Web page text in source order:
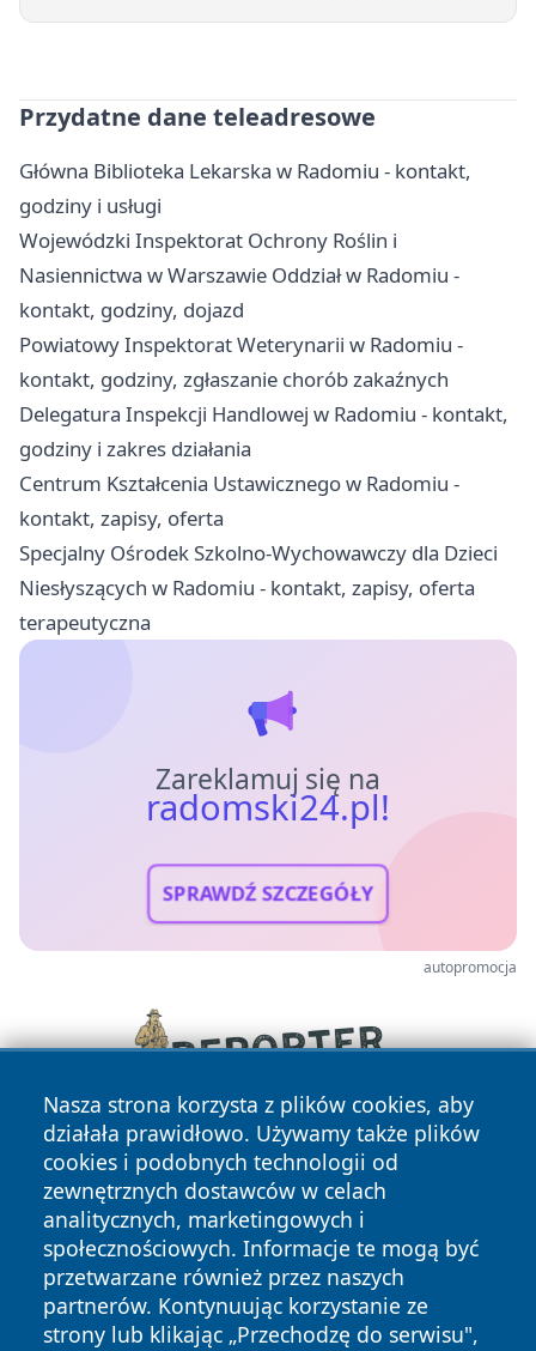
Przydatne dane teleadresowe
Główna Biblioteka Lekarska w Radomiu - kontakt,
godziny i usługi
Wojewódzki Inspektorat Ochrony Roślin i
Nasiennictwa w Warszawie Oddział w Radomiu -
kontakt, godziny, dojazd
Powiatowy Inspektorat Weterynarii w Radomiu -
kontakt, godziny, zgłaszanie chorób zakaźnych
Delegatura Inspekcji Handlowej w Radomiu - kontakt,
godziny i zakres działania
Centrum Kształcenia Ustawicznego w Radomiu -
kontakt, zapisy, oferta
Specjalny Ośrodek Szkolno-Wychowawczy dla Dzieci
Niesłyszących w Radomiu - kontakt, zapisy, oferta
terapeutyczna
Zareklamuj się na
radomski24.pl!
SPRAWDŹ SZCZEGÓŁY
autopromocja
Nasza strona korzysta z plików cookies, aby
działała prawidłowo. Używamy także plików
cookies i podobnych technologii od
zewnętrznych dostawców w celach
analitycznych, marketingowych i
społecznościowych. Informacje te mogą być
przetwarzane również przez naszych
partnerów. Kontynuując korzystanie ze
strony lub klikając „Przechodzę do serwisu",
Copyright © 2026 radomski24.pl Wszystkie prawa
zastrzeżone.